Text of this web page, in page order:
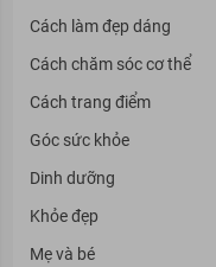
Cách làm đẹp dáng
Cách chăm sóc cơ thể
Cách trang điểm
Góc sức khỏe
Dinh dưỡng
Khỏe đẹp
Mẹ và bé